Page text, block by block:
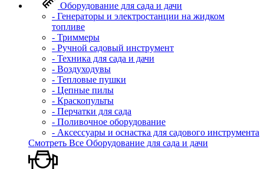
Оборудование для сада и дачи
- Генераторы и электростанции на жидком
топливе
- Триммеры
- Ручной садовый инструмент
- Техника для сада и дачи
- Воздуходувы
- Тепловые пушки
- Цепные пилы
- Краскопульты
- Перчатки для сада
- Поливочное оборудование
- Аксессуары и оснастка для садового инструмента
Смотреть Все Оборудование для сада и дачи